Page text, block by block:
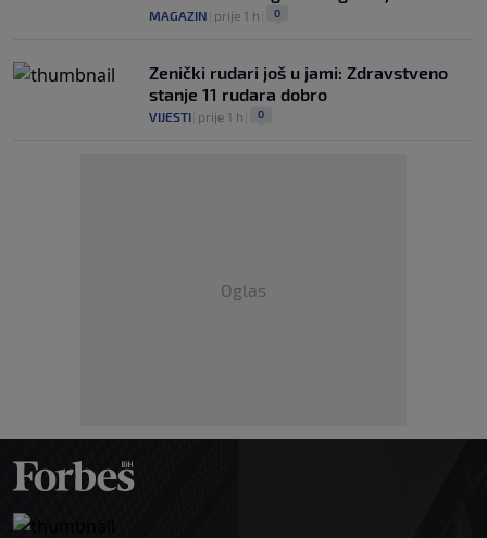
MAGAZIN prije 1 h 0
Zenički rudari još u jami: Zdravstveno
stanje 11 rudara dobro
VIJESTI prije 1 h 0
Oglas